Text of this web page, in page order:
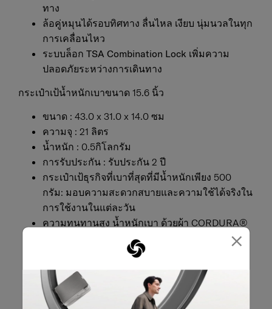
×
ทาง
ล้อคู่หมุนได้รอบทิศทาง ลื่นไหล เงียบ นุ่มนวลในทุก
การเคลื่อนไหว
ระบบล็อก TSA Combination Lock เพิ่มความ
ปลอดภัยระหว่างการเดินทาง
กระเป๋าเป้น้ำหนักเบาขนาด 15.6 นิ้ว
ขนาด : 43.0 x 31.0 x 14.0 ซม
ความจุ : 21 ลิตร
น้ำหนัก : 0.5กิโลกรัม
การรับประกัน : รับประกัน 2 ปี
กระเป๋าเป้ธุรกิจที่เบาที่สุดที่มีน้ำหนักเพียง 500
กรัม: มอบความสะดวกสบายและความใช้ได้จริงใน
การใช้งานในแต่ละวัน
ความทนทานสูง น้ำหนักเบา ด้วยผ้า CORDURA®
Lite ที่มีคุณสมบัติกันน้ำ: ช่วยให้สิ่งของของคุณ
ช่องกระเป๋าหลายช่องสำหรับการจัดระเบียบที่
สะดวก: มีช่องซิป 3 ช่องที่สามารถเข้าถึงได้ง่ายที่
ด้านหน้า ด้านบน และด้านข้างเพื่อช่วยในการจัด